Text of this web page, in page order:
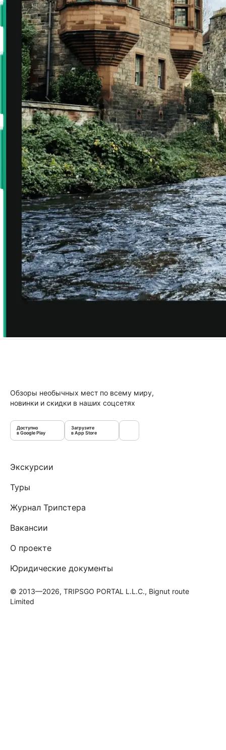
Обзоры необычных мест по всему миру,
новинки и скидки в наших соцсетях
Доступно
в Google Play
Загрузите
в App Store
Экскурсии
Туры
Журнал Трипстера
Вакансии
О проекте
Юридические документы
© 2013—2026, TRIPSGO PORTAL L.L.C., Bignut route
Limited